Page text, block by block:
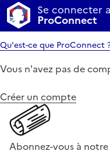
Se connecter
ProConnect
Qu'est-ce que ProConnect
Vous n'avez pas de
Créer un compte
Abonnez-vous à